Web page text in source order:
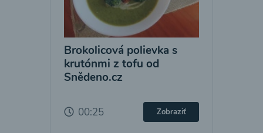
Brokolicová polievka s
krutónmi z tofu od
Snědeno.cz
00:25 Zobraziť